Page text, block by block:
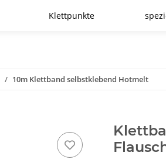
Klettpunkte
10m Klettband selbstklebend Hotmelt